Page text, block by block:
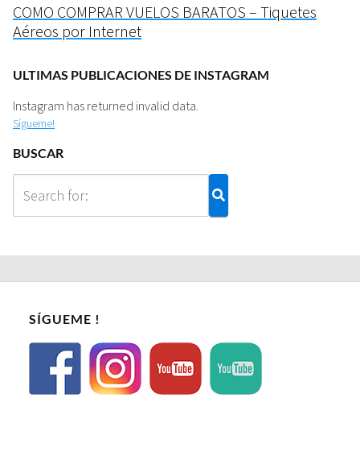
COMO COMPRAR VUELOS BARATOS – Tiquetes
Aéreos por Internet
ULTIMAS PUBLICACIONES DE INSTAGRAM
Instagram has returned invalid data.
Sígueme!
BUSCAR
SÍGUEME !